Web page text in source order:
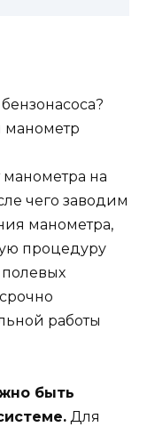
на
чего заводим
манометра,
процедуру
работы
быть
Для